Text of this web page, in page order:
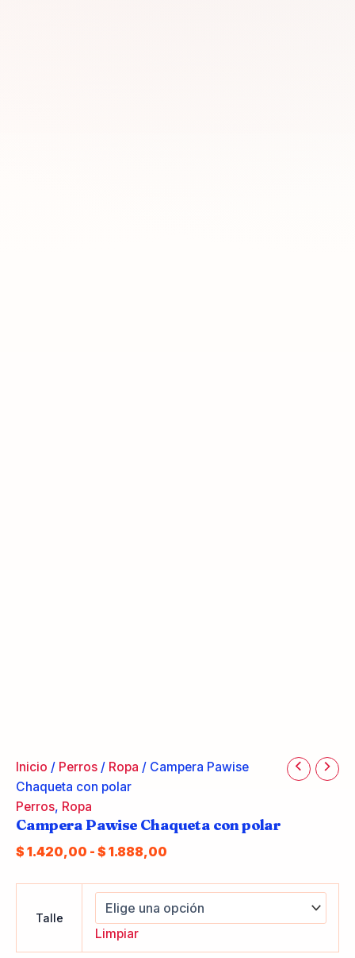
Inicio / Perros / Ropa / Campera Pawise
Chaqueta con polar
Perros, Ropa
Campera Pawise Chaqueta con polar
$ 1.420,00 - $ 1.888,00
precios:
desde
hasta
Talle
Limpiar